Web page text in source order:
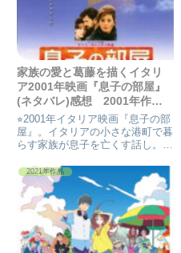
家族の愛と葛藤を描くイタリ
ア2001年映画『息子の部屋』
(ネタバレ)感想 2001年作品
映画
⭐︎2001年イタリア映画『息子の部
屋』。イタリアの小さな港町で暮
らす家族が息子を亡くす話し。精
ラオと息子のアンドレア、娘のイ
レーネと幸せに暮らしている。あ
る日、息子を交通事故で亡くし、
家族の生活が一変する。
2021年作品